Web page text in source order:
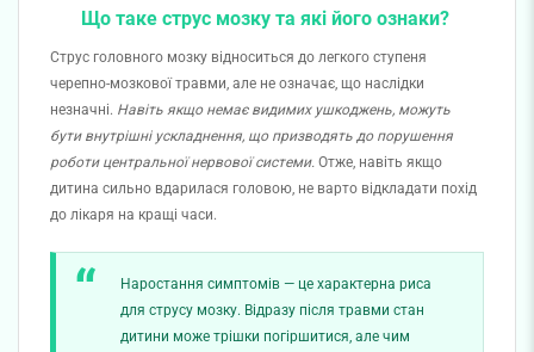
Що таке струс мозку та які його ознаки?
Струс головного мозку відноситься до легкого ступеня
черепно-мозкової травми, але не означає, що наслідки
незначні. Навіть якщо немає видимих ушкоджень, можуть
бути внутрішні ускладнення, що призводять до порушення
роботи центральної нервової системи. Отже, навіть якщо
дитина сильно вдарилася головою, не варто відкладати похід
до лікаря на кращі часи.
Наростання симптомів — це характерна риса
для струсу мозку. Відразу після травми стан
дитини може трішки погіршитися, але чим